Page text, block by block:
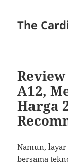
The
A12,
Harga
Namun,
bersama